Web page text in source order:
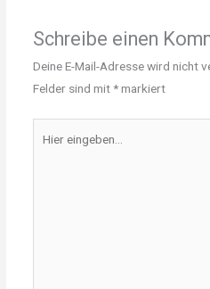
Schreibe einen
Deine E-Mail-Adresse wird nicht
Felder sind mit*markiert
eingeben…